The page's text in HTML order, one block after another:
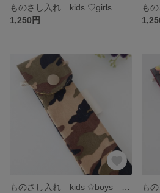
1,250円